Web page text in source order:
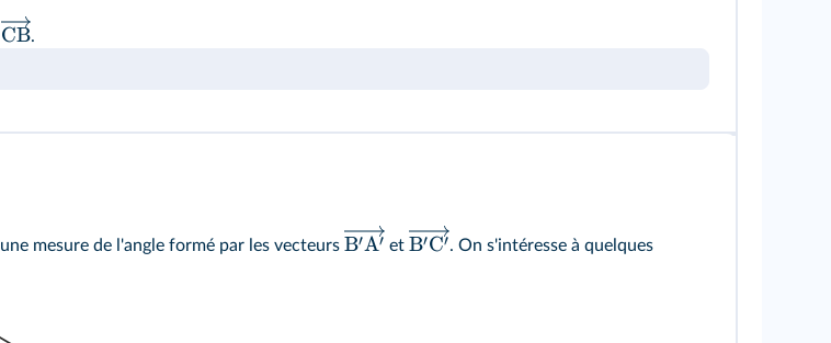
CB.
une mesure de l'angle formé par les vecteurs B′A′ et B′C′. On s'intéresse à quelques